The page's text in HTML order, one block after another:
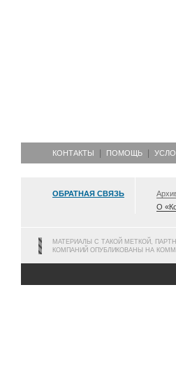
КОНТАКТЫ ПОМОЩЬ
ОБРАТНАЯ СВЯЗЬ
О
МАТЕРИАЛЫ С ТАКОЙ МЕТКОЙ,
КОМПАНИЙ ОПУБЛИКОВАНЫ НА